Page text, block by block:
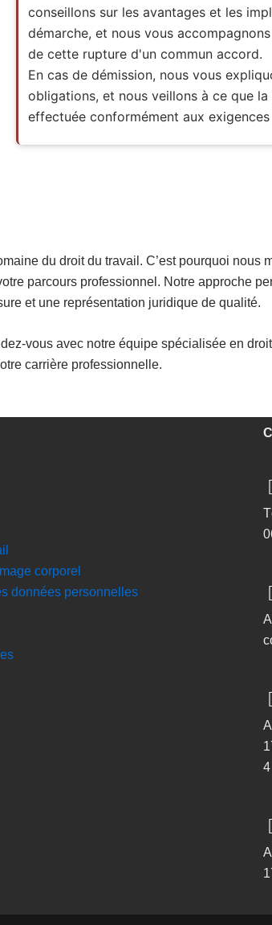
conseillons sur les avantages et les
démarche, et nous vous
de cette rupture d'un commun accord.
En cas de démission, nous vous
obligations, et nous veillons à ce que
effectuée conformément aux exigences
du droit du travail. C’est pourquoi nous
parcours professionnel. Notre approche
et une représentation juridique de qualité.
vous avec notre équipe spécialisée en
carrière professionnelle.
corporel
personnelles
4